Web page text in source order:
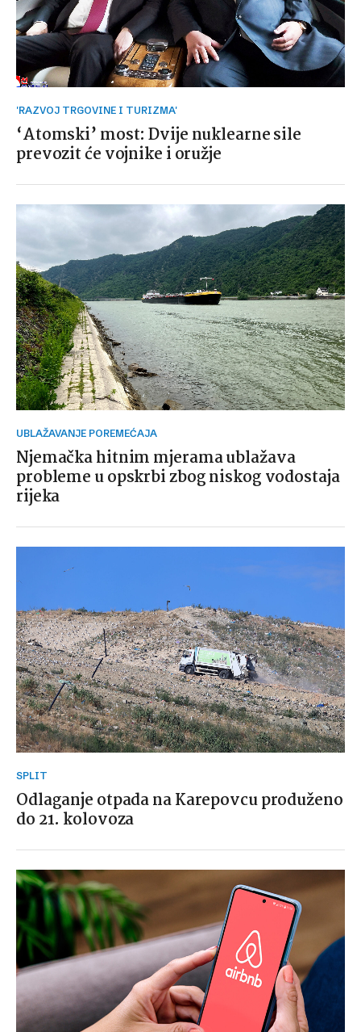
'RAZVOJ TRGOVINE I TURIZMA'
‘Atomski’ most: Dvije nuklearne sile
prevozit će vojnike i oružje
UBLAŽAVANJE POREMEĆAJA
Njemačka hitnim mjerama ublažava
probleme u opskrbi zbog niskog vodostaja
rijeka
SPLIT
Odlaganje otpada na Karepovcu produženo
do 21. kolovoza